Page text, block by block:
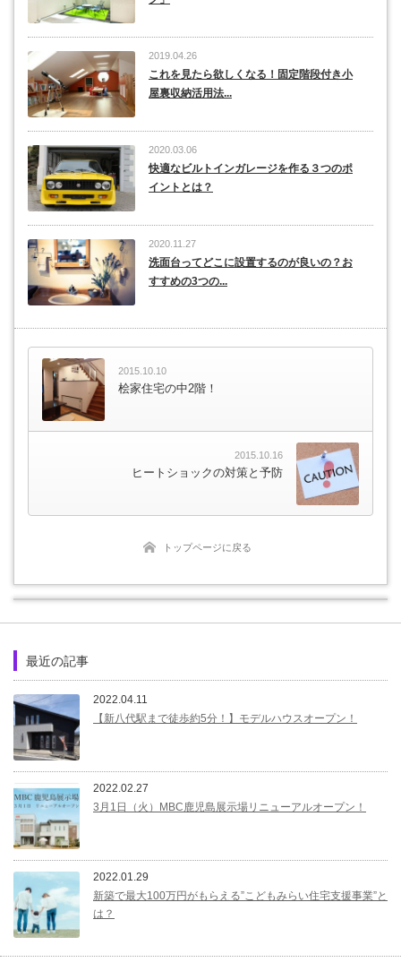
2019.04.26
これを見たら欲しくなる！固定階段付き小
屋裏収納活用法...
2020.03.06
快適なビルトインガレージを作る３つのポ
イントとは？
2020.11.27
洗面台ってどこに設置するのが良いの？お
すすめの3つの...
2015.10.10
桧家住宅の中2階！
2015.10.16
ヒートショックの対策と予防
トップページに戻る
最近の記事
2022.04.11
【新八代駅まで徒歩約5分！】モデルハウスオープン！
2022.02.27
3月1日（火）MBC鹿児島展示場リニューアルオープン！
2022.01.29
新築で最大100万円がもらえる”こどもみらい住宅支援事業”と
は？